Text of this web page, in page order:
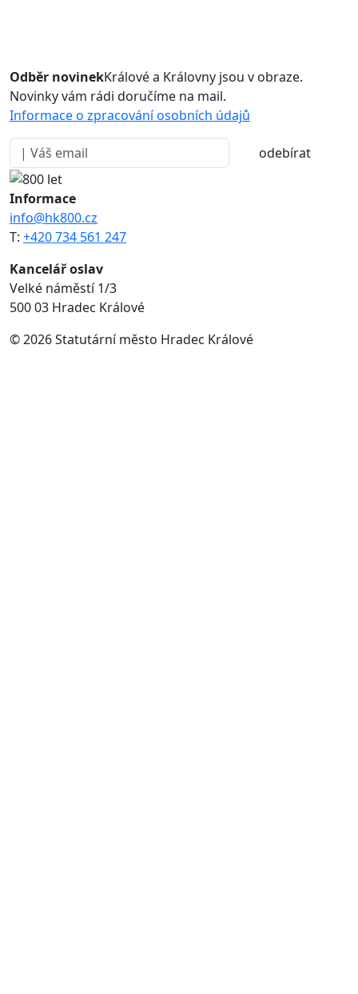
Odběr novinekKrálové a Královny jsou v obraze.
Novinky vám rádi doručíme na mail.
Informace o zpracování osobních údajů
odebírat
Informace
info@hk800.cz
T: +420 734 561 247
Kancelář oslav
Velké náměstí 1/3
500 03 Hradec Králové
© 2026 Statutární město Hradec Králové